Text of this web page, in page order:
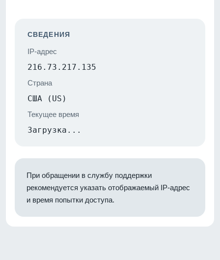
СВЕДЕНИЯ
IP-адрес
216.73.217.135
Страна
США (US)
Текущее время
Загрузка...
При обращении в службу поддержки
рекомендуется указать отображаемый IP-адрес
и время попытки доступа.